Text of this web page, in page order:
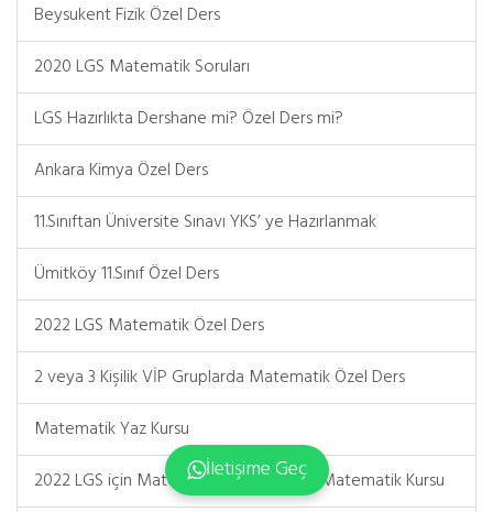
Beysukent Fizik Özel Ders
2020 LGS Matematik Soruları
LGS Hazırlıkta Dershane mi? Özel Ders mi?
Ankara Kimya Özel Ders
11.Sınıftan Üniversite Sınavı YKS’ ye Hazırlanmak
Ümitköy 11.Sınıf Özel Ders
2022 LGS Matematik Özel Ders
2 veya 3 Kişilik VİP Gruplarda Matematik Özel Ders
Matematik Yaz Kursu
2022 LGS için Matematik Özel Ders ve Matematik Kursu
İletişime Geç